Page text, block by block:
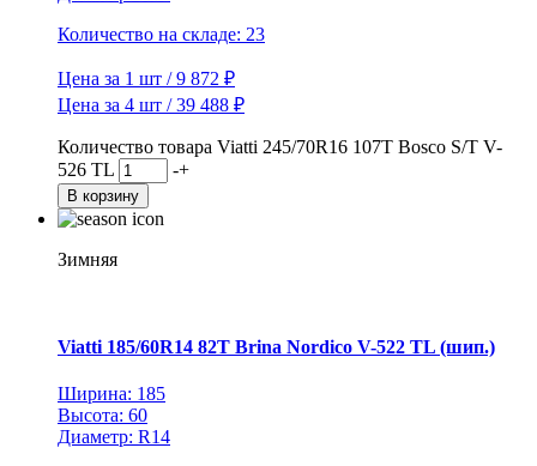
Количество на складе: 23
Цена за 1 шт / 9 872 ₽
Цена за 4 шт / 39 488 ₽
Количество товара Viatti 245/70R16 107T Bosco S/T V-
526 TL
-+
В корзину
Зимняя
Viatti 185/60R14 82T Brina Nordico V-522 TL (шип.)
Ширина: 185
Высота: 60
Диаметр: R14